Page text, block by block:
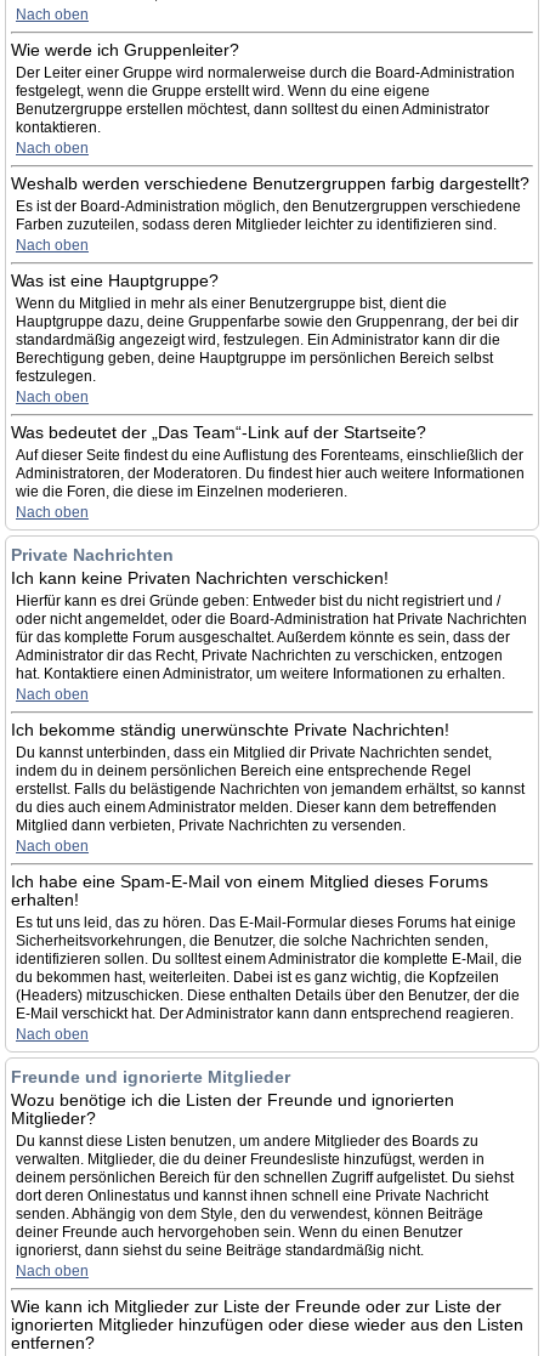
Nach oben
Wie werde ich Gruppenleiter?
Der Leiter einer Gruppe wird normalerweise durch die Board-Administration
festgelegt, wenn die Gruppe erstellt wird. Wenn du eine eigene
Benutzergruppe erstellen möchtest, dann solltest du einen Administrator
kontaktieren.
Nach oben
Weshalb werden verschiedene Benutzergruppen farbig dargestellt?
Es ist der Board-Administration möglich, den Benutzergruppen verschiedene
Farben zuzuteilen, sodass deren Mitglieder leichter zu identifizieren sind.
Nach oben
Was ist eine Hauptgruppe?
Wenn du Mitglied in mehr als einer Benutzergruppe bist, dient die
Hauptgruppe dazu, deine Gruppenfarbe sowie den Gruppenrang, der bei dir
standardmäßig angezeigt wird, festzulegen. Ein Administrator kann dir die
Berechtigung geben, deine Hauptgruppe im persönlichen Bereich selbst
festzulegen.
Nach oben
Was bedeutet der „Das Team“-Link auf der Startseite?
Auf dieser Seite findest du eine Auflistung des Forenteams, einschließlich der
Administratoren, der Moderatoren. Du findest hier auch weitere Informationen
wie die Foren, die diese im Einzelnen moderieren.
Nach oben
Private Nachrichten
Ich kann keine Privaten Nachrichten verschicken!
Hierfür kann es drei Gründe geben: Entweder bist du nicht registriert und /
oder nicht angemeldet, oder die Board-Administration hat Private Nachrichten
für das komplette Forum ausgeschaltet. Außerdem könnte es sein, dass der
Administrator dir das Recht, Private Nachrichten zu verschicken, entzogen
hat. Kontaktiere einen Administrator, um weitere Informationen zu erhalten.
Nach oben
Ich bekomme ständig unerwünschte Private Nachrichten!
Du kannst unterbinden, dass ein Mitglied dir Private Nachrichten sendet,
indem du in deinem persönlichen Bereich eine entsprechende Regel
erstellst. Falls du belästigende Nachrichten von jemandem erhältst, so kannst
du dies auch einem Administrator melden. Dieser kann dem betreffenden
Mitglied dann verbieten, Private Nachrichten zu versenden.
Nach oben
Ich habe eine Spam-E-Mail von einem Mitglied dieses Forums
erhalten!
Es tut uns leid, das zu hören. Das E-Mail-Formular dieses Forums hat einige
Sicherheitsvorkehrungen, die Benutzer, die solche Nachrichten senden,
identifizieren sollen. Du solltest einem Administrator die komplette E-Mail, die
du bekommen hast, weiterleiten. Dabei ist es ganz wichtig, die Kopfzeilen
(Headers) mitzuschicken. Diese enthalten Details über den Benutzer, der die
E-Mail verschickt hat. Der Administrator kann dann entsprechend reagieren.
Nach oben
Freunde und ignorierte Mitglieder
Wozu benötige ich die Listen der Freunde und ignorierten
Mitglieder?
Du kannst diese Listen benutzen, um andere Mitglieder des Boards zu
verwalten. Mitglieder, die du deiner Freundesliste hinzufügst, werden in
deinem persönlichen Bereich für den schnellen Zugriff aufgelistet. Du siehst
dort deren Onlinestatus und kannst ihnen schnell eine Private Nachricht
senden. Abhängig von dem Style, den du verwendest, können Beiträge
deiner Freunde auch hervorgehoben sein. Wenn du einen Benutzer
ignorierst, dann siehst du seine Beiträge standardmäßig nicht.
Nach oben
Wie kann ich Mitglieder zur Liste der Freunde oder zur Liste der
ignorierten Mitglieder hinzufügen oder diese wieder aus den Listen
entfernen?